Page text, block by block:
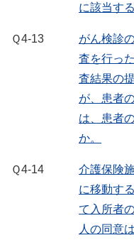
に該当す
Ｑ4-13
がん検診
査を行っ
査結果の
が、患者
は、患者
か。
Ｑ4-14
介護保険
に移動す
て入所者
人の同意